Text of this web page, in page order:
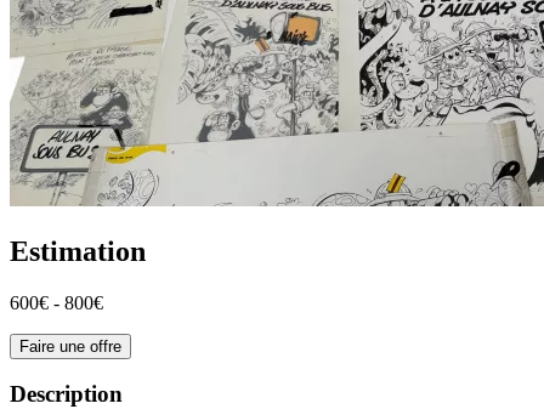
Estimation
600€ - 800€
Faire une offre
Description